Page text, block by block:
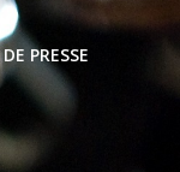
PRESSE